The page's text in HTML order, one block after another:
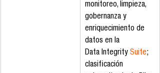
monitoreo, limpieza,
gobernanza y
enriquecimiento de
datos en la
Data Integrity Suite;
clasificación